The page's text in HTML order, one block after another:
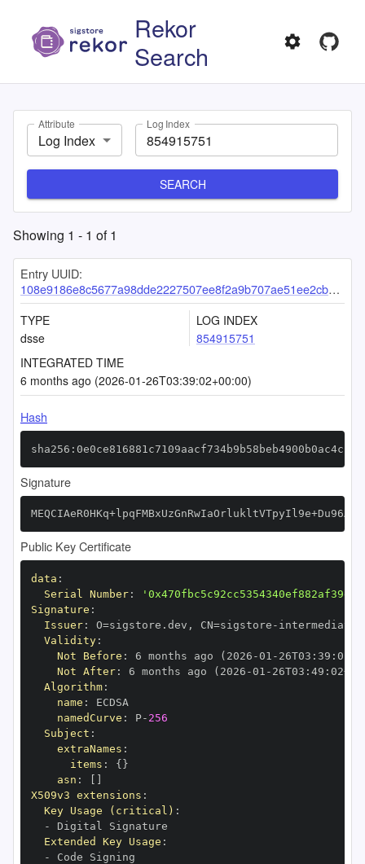
Rekor
Search
Attribute
Log Index
Log Index
SEARCH
Showing 1 - 1 of1
Entry UUID:
108e9186e8c5677a98dde2227507ee8f2a9b707ae51ee2cba9e2bc851015b2a5ab337a204615fc1e
TYPE
dsse
LOG INDEX
854915751
INTEGRATED TIME
6 months ago (2026-01-26T03:39:02+00:00)
Hash
Signature
Public Key Certificate
data :
Serial Number:
Signature :
Issuer: O=sigstore.dev , CN=sigstore -
Validity:
Not Before : 6 months ago (2026 -01 - 26T03 : 39 :
Not After: 6 months ago (2026 -01 - 26T03 : 49 : 02+00
Algorithm:
name :
namedCurve : P- 256
Subject :
extraNames :
items : { }
asn :
X509v3 extensions :
Key Usage (critical) :
-
Extended Key Usage :
-